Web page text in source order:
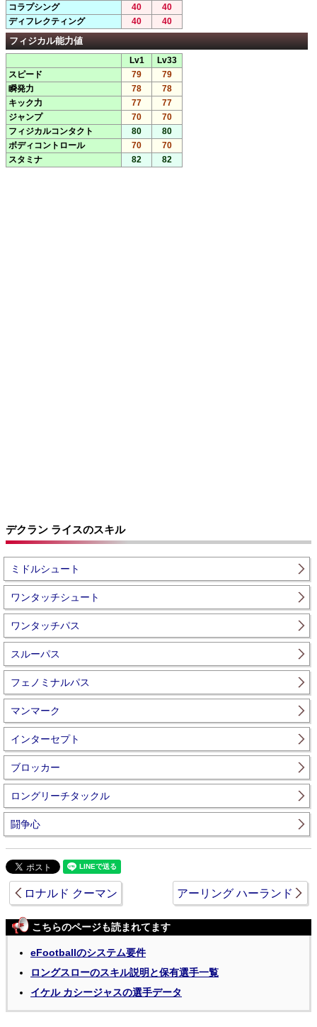
コラプシング 40
40
ディフレクティング
40 40
フィジカル能力値
Lv1
Lv33
スピード
79
79
瞬発力
78
78
キック力
77
77
ジャンプ
70
70
フィジカルコンタクト
80
80
ボディコントロール
70
70
スタミナ
82 82
デクラン ライスのスキル
ミドルシュート
ワンタッチシュート
ワンタッチパス
スルーパス
フェノミナルパス
マンマーク
インターセプト
ブロッカー
ロングリーチタックル
闘争心
ロナルド クーマン アーリング ハーランド
こちらのページも読まれてます
eFootballのシステム要件
ロングスローのスキル説明と保有選手一覧
イケル カシージャスの選手データ